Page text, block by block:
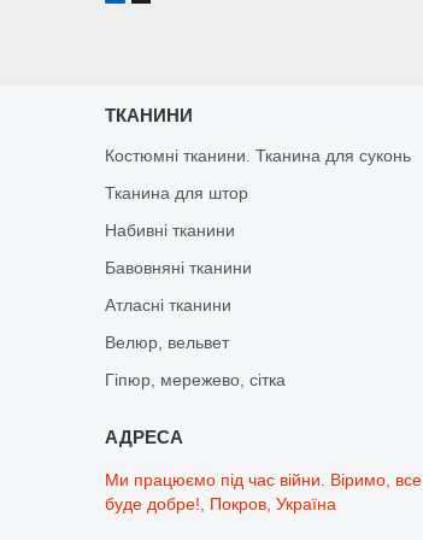
ТКАНИНИ
Костюмні тканини. Тканина для суконь
Тканина для штор
Набивні тканини
Бавовняні тканини
Атласні тканини
Велюр, вельвет
Гіпюр, мережево, сітка
Ми працюємо під час війни. Віримо, все
буде добре!, Покров, Україна